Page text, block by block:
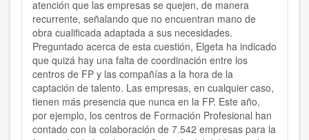
atención que las empresas se quejen, de manera
recurrente, señalando que no encuentran mano de
obra cualificada adaptada a sus necesidades.
Preguntado acerca de esta cuestión, Elgeta ha indicado
que quizá hay una falta de coordinación entre los
centros de FP y las compañías a la hora de la
captación de talento. Las empresas, en cualquier caso,
tienen más presencia que nunca en la FP. Este año,
por ejemplo, los centros de Formación Profesional han
contado con la colaboración de 7.542 empresas para la